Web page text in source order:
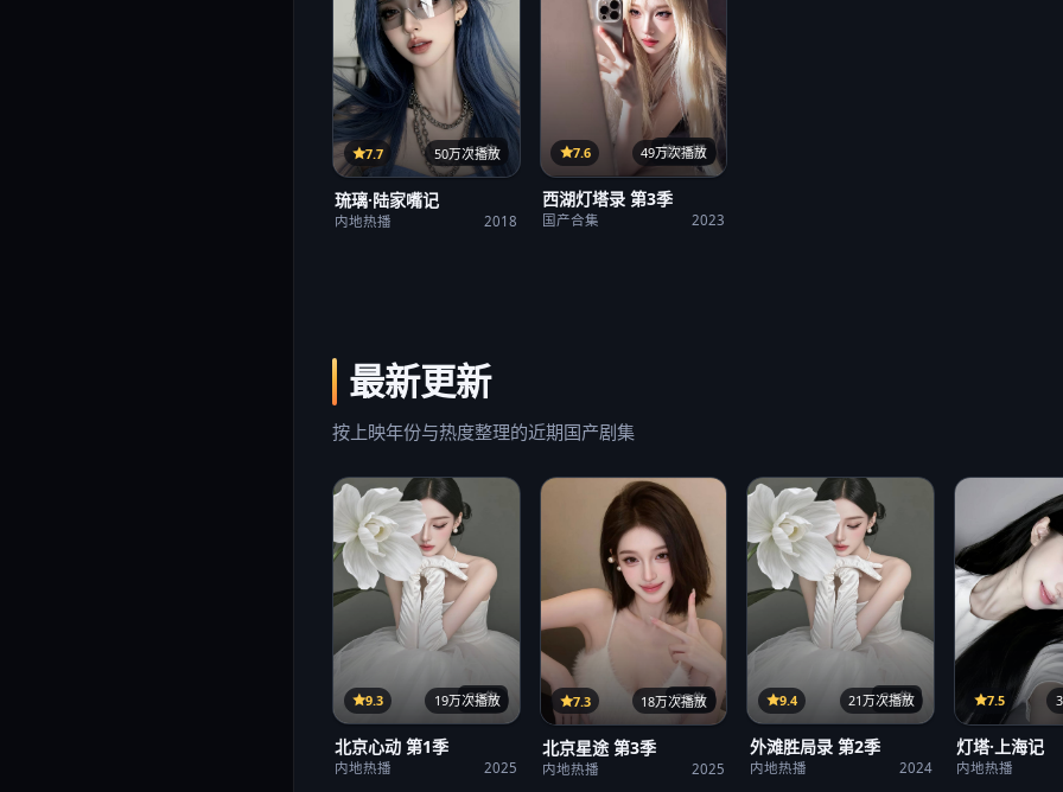
12集
7.7 50万次播放
琉璃·陆家嘴记
内地热播 2018
第23期
7.6 49万次播放
西湖灯塔录 第3季
国产合集 2023
最新更新
按上映年份与热度整理的近期国产剧集
32集
9.3 19万次播放
北京心动 第1季
内地热播 2025
25集
7.3 18万次播放
北京星途 第3季
内地热播 2025
21集
9.4 21万次播放
外滩胜局录 第2季
内地热播 2024
7.5
灯塔·上海记
内地热播